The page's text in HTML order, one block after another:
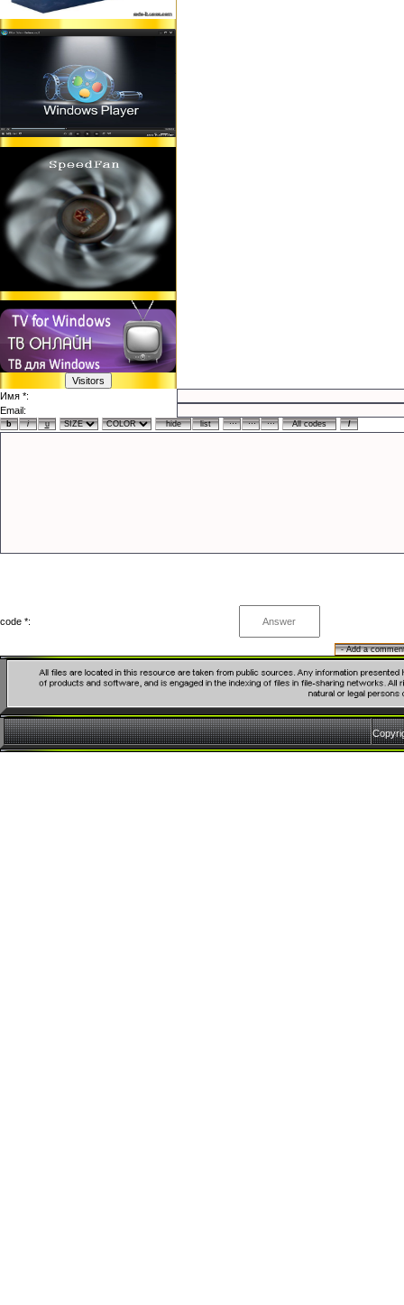
Имя *:
Email:
code *: